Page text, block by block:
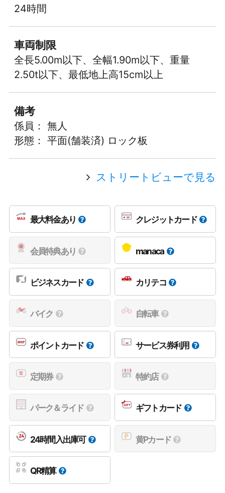
24時間
車両制限
全長5.00m以下、全幅1.90m以下、重量
2.50t以下、最低地上高15cm以上
備考
係員： 無人
形態： 平面(舗装済) ロック板
ストリートビューで見る
最大料金あり クレジットカード
会員特典あり manaca
ビジネスカード カリテコ
バイク 自転車
ポイントカード サービス券利用
定期券 特約店
パーク＆ライド ギフトカード
24時間入出庫可 黄Pカード
QR精算